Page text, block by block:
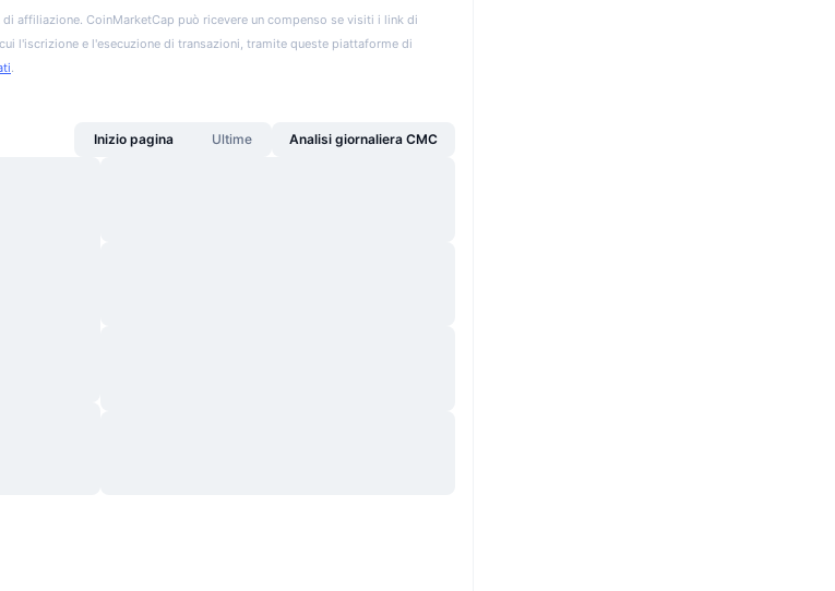
affiliazione. CoinMarketCap può ricevere un compenso se visiti i link di
l'iscrizione e l'esecuzione di transazioni, tramite queste piattaforme di
.
Inizio pagina Ultime Analisi giornaliera CMC